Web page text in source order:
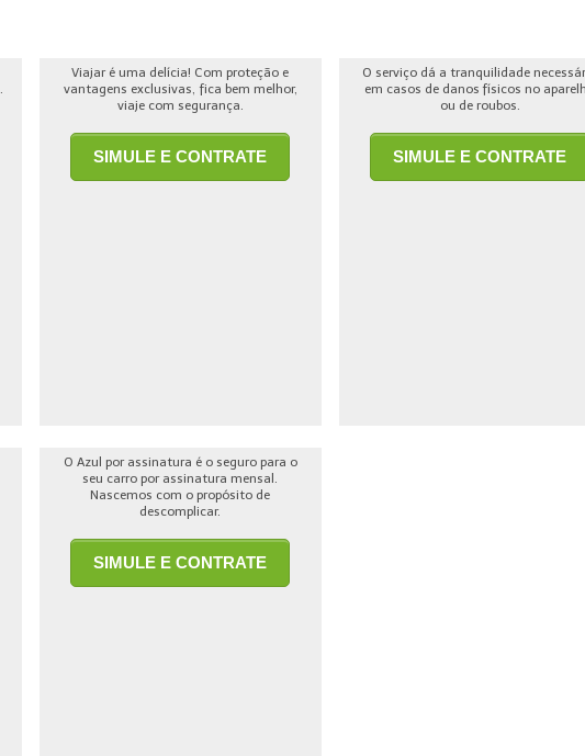
Viajar é uma delícia! Com proteção e
vantagens exclusivas, fica bem melhor,
viaje com segurança.
SIMULE E CONTRATE
O serviço dá a tranquilidade
em casos de danos físicos no
ou de roubos.
SIMULE E CONTRATE
O Azul por assinatura é o seguro para o
seu carro por assinatura mensal.
Nascemos com o propósito de
descomplicar.
SIMULE E CONTRATE